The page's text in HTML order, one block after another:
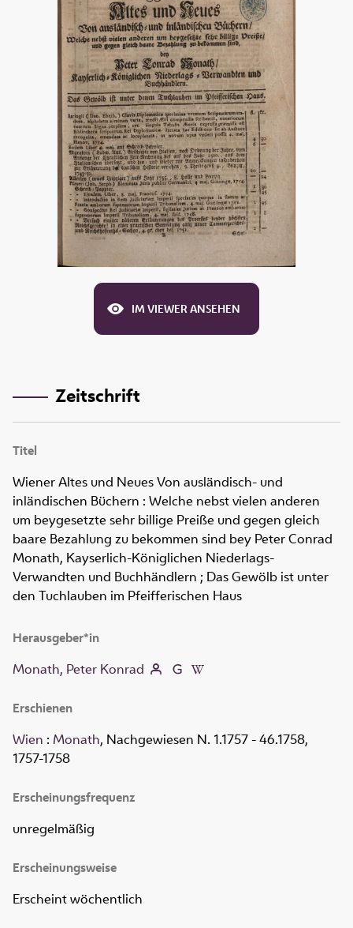
IM VIEWER ANSEHEN
Zeitschrift
Titel
Wiener Altes und Neues Von ausländisch- und
inländischen Büchern : Welche nebst vielen anderen
um beygesetzte sehr billige Preiße und gegen gleich
baare Bezahlung zu bekommen sind bey Peter Conrad
Monath, Kayserlich-Königlichen Niederlags-
Verwandten und Buchhändlern ; Das Gewölb ist unter
den Tuchlauben im Pfeifferischen Haus
Herausgeber*in
Monath, Peter Konrad
Erschienen
Wien : Monath, Nachgewiesen N. 1.1757 - 46.1758,
1757-1758
Erscheinungsfrequenz
unregelmäßig
Erscheinungsweise
Erscheint wöchentlich